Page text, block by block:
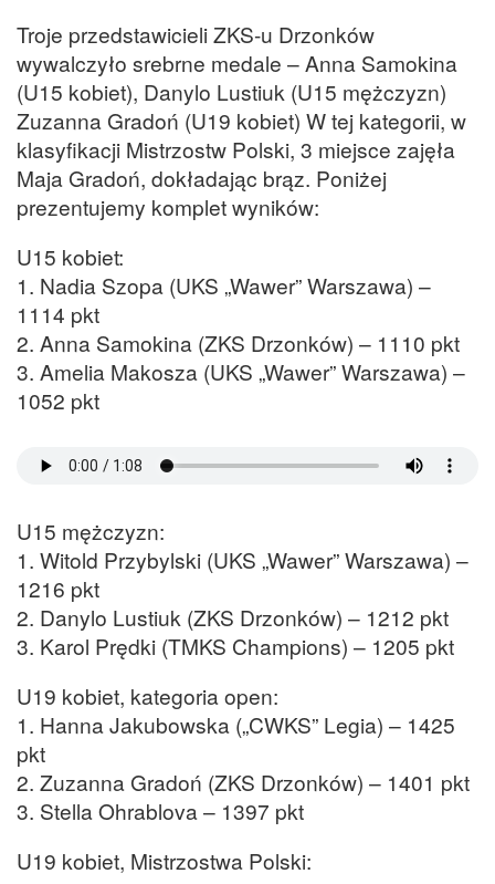
Troje przedstawicieli ZKS-u Drzonków
wywalczyło srebrne medale – Anna Samokina
(U15 kobiet), Danylo Lustiuk (U15 mężczyzn)
Zuzanna Gradoń (U19 kobiet) W tej kategorii, w
klasyfikacji Mistrzostw Polski, 3 miejsce zajęła
Maja Gradoń, dokładając brąz. Poniżej
prezentujemy komplet wyników:
U15 kobiet:
1. Nadia Szopa (UKS „Wawer” Warszawa) –
1114 pkt
2. Anna Samokina (ZKS Drzonków) – 1110 pkt
3. Amelia Makosza (UKS „Wawer” Warszawa) –
1052 pkt
U15 mężczyzn:
1. Witold Przybylski (UKS „Wawer” Warszawa) –
1216 pkt
2. Danylo Lustiuk (ZKS Drzonków) – 1212 pkt
3. Karol Prędki (TMKS Champions) – 1205 pkt
U19 kobiet, kategoria open:
1. Hanna Jakubowska („CWKS” Legia) – 1425
pkt
2. Zuzanna Gradoń (ZKS Drzonków) – 1401 pkt
3. Stella Ohrablova – 1397 pkt
U19 kobiet, Mistrzostwa Polski: